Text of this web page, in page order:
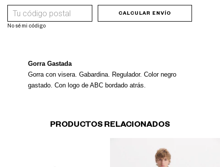
ENTREGAS AL CP CAMBIAR CP
CALCULAR ENVÍO
No sé mi código
Gorra Gastada
Gorra con visera. Gabardina. Regulador. Color negro
gastado. Con logo de ABC bordado atrás.
PRODUCTOS RELACIONADOS